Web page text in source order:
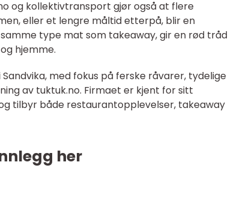
og kollektivtransport gjør også at flere
eller et lengre måltid etterpå, blir en
type mat som takeaway, gir en rød tråd
hjemme.
med fokus på ferske råvarer, tydelige
av tuktuk.no. Firmaet er kjent for sitt
tilbyr både restaurantopplevelser, takeaway
her